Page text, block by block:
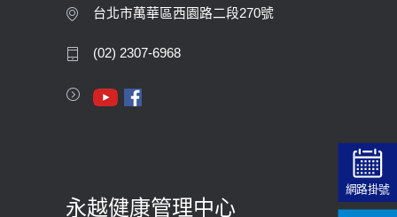
膽息肉如何處理？
2023-09-27
台北市萬華區西園路二段270號
(02) 2307-6968
永越健康管理中心
網路掛號